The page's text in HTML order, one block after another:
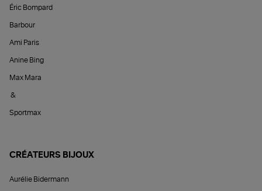
Éric Bompard
Barbour
Ami Paris
Anine Bing
Max Mara
&
Sportmax
CRÉATEURS BIJOUX
Aurélie Bidermann